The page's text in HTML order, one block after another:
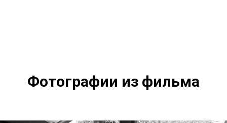
Фотографии из фильма